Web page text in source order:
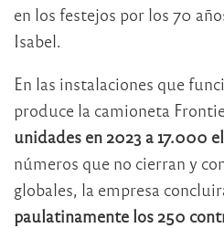
en los festejos por los 70
Isabel.
En las instalaciones que
produce la camioneta
unidades en 2023 a 17.000
números que no cierran y
globales, la empresa
paulatinamente los 250